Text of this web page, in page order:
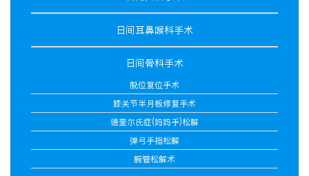
日间耳鼻喉科手术
日间骨科手术
脱位复位手术
膝关节半月板修复手术
德奎尔氏症(妈妈手)松解
弹弓手指松解
腕管松解术